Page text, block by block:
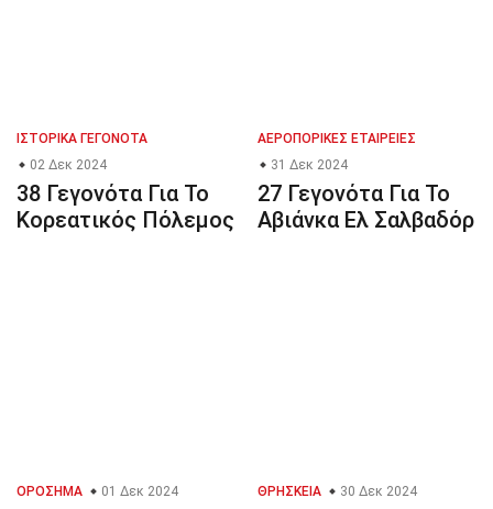
ΙΣΤΟΡΙΚΆ ΓΕΓΟΝΌΤΑ
02 Δεκ 2024
38 Γεγονότα Για Το
Κορεατικός Πόλεμος
ΑΕΡΟΠΟΡΙΚΈΣ ΕΤΑΙΡΕΊΕΣ
31 Δεκ 2024
27 Γεγονότα Για Το
Αβιάνκα Ελ Σαλβαδόρ
ΟΡΌΣΗΜΑ 01 Δεκ 2024 ΘΡΗΣΚΕΊΑ 30 Δεκ 2024